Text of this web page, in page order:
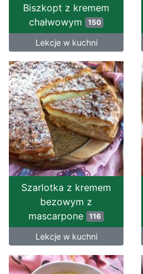
Biszkopt z kremem
chałwowym
150
Lekcje w kuchni
Szarlotka z kremem
bezowym z
mascarpone 116
Lekcje w kuchni